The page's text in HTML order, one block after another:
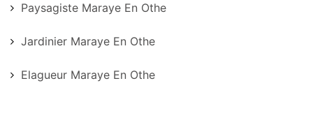
Paysagiste Maraye En Othe
Jardinier Maraye En Othe
Elagueur Maraye En Othe